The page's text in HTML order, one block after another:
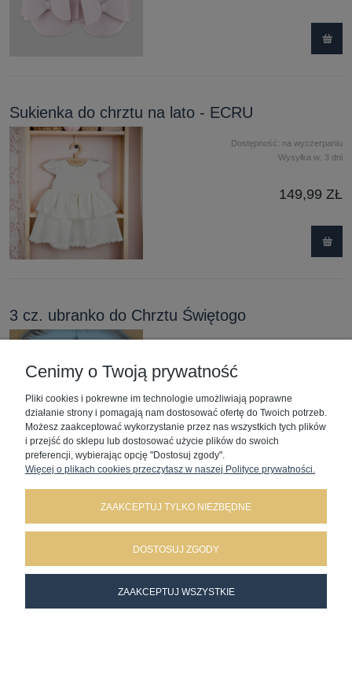
Sukienka do chrztu na lato - ECRU
Dostępność: na wyczerpaniu
Wysyłka w: 3 dni
149,99 ZŁ
3 cz. ubranko do Chrztu Świętogo
110,00 ZŁ
4 cz. komplet dla chłopca w kolorze beżowym
Cenimy o Twoją prywatność
Pliki cookies i pokrewne im technologie umożliwiają poprawne
działanie strony i pomagają nam dostosować ofertę do Twoich potrzeb.
Możesz zaakceptować wykorzystanie przez nas wszystkich tych plików
i przejść do sklepu lub dostosować użycie plików do swoich
preferencji, wybierając opcję "Dostosuj zgody".
Więcej o plikach cookies przeczytasz w naszej Polityce prywatności.
ZAAKCEPTUJ TYLKO NIEZBĘDNE
DOSTOSUJ ZGODY
ZAAKCEPTUJ WSZYSTKIE